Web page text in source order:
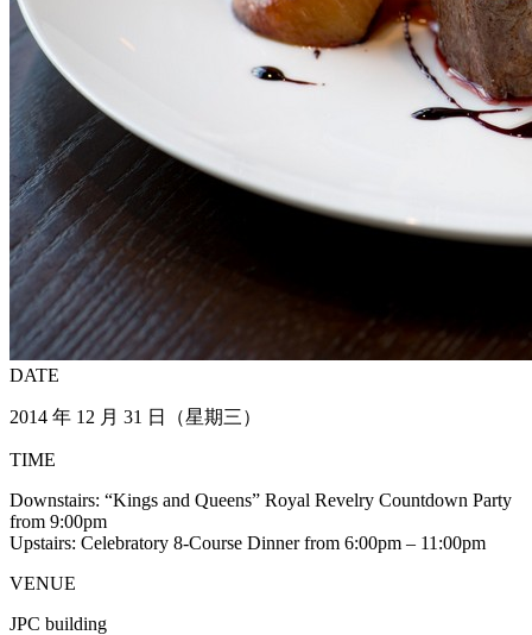
DATE
2014 年 12 月 31 日（星期三）
TIME
Downstairs: “Kings and Queens” Royal Revelry Countdown Party
from 9:00pm
Upstairs: Celebratory 8-Course Dinner from 6:00pm – 11:00pm
VENUE
JPC building